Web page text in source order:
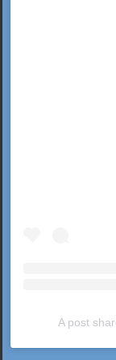
A post